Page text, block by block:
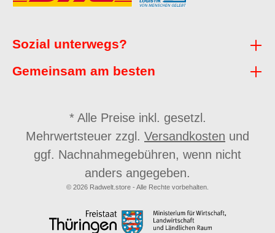
Sozial unterwegs?
Gemeinsam am besten
* Alle Preise inkl. gesetzl.
Mehrwertsteuer zzgl. Versandkosten und
ggf. Nachnahmegebühren, wenn nicht
anders angegeben.
© 2026 Radwelt.store - Alle Rechte vorbehalten.